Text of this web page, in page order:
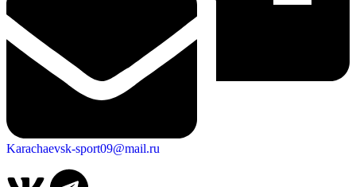
Karachaevsk-sport09@mail.ru